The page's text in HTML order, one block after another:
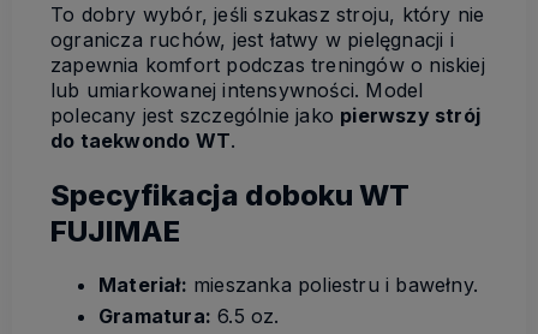
To dobry wybór, jeśli szukasz stroju, który nie
ogranicza ruchów, jest łatwy w pielęgnacji i
zapewnia komfort podczas treningów o niskiej
lub umiarkowanej intensywności. Model
polecany jest szczególnie jako pierwszy strój
do taekwondo WT.
Specyfikacja doboku WT
FUJIMAE
Materiał: mieszanka poliestru i bawełny.
Gramatura: 6.5 oz.